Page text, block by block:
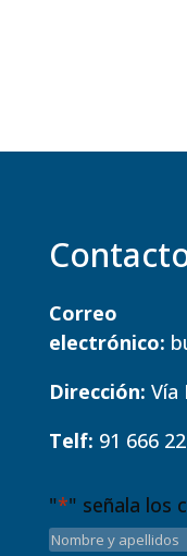
Correo
electrónico:
Dirección: Vía
Telf: 91 666
"*" señala los